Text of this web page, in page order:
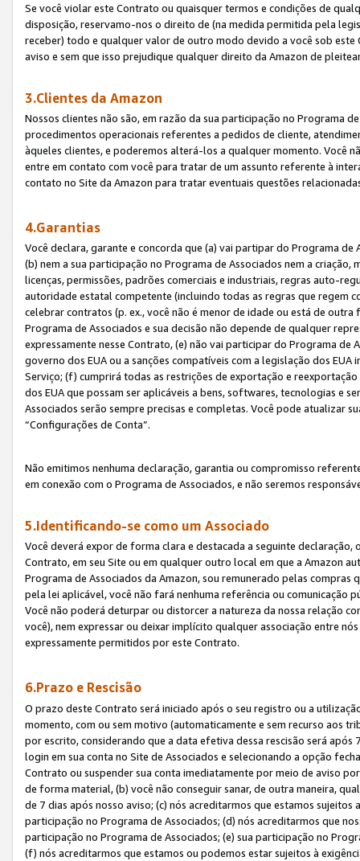
Se você violar este Contrato ou quaisquer termos e condições de
disposição, reservamo-nos o direito de (na medida permitida pela
receber) todo e qualquer valor de outro modo devido a você sob
aviso e sem que isso prejudique qualquer direito da Amazon de
3.Clientes da Amazon
Nossos clientes não são, em razão da sua participação no Programa
procedimentos operacionais referentes a pedidos de cliente,
àqueles clientes, e poderemos alterá-los a qualquer momento. Você
entre em contato com você para tratar de um assunto referente à
contato no Site da Amazon para tratar eventuais questões
4.Garantias
Você declara, garante e concorda que (a) vai partipar do Programa
(b) nem a sua participação no Programa de Associados nem a
licenças, permissões, padrões comerciais e industriais, regras auto-
autoridade estatal competente (incluindo todas as regras que regem
celebrar contratos (p. ex., você não é menor de idade ou está de
Programa de Associados e sua decisão não depende de qualquer
expressamente nesse Contrato, (e) não vai participar do Programa
governo dos EUA ou a sanções compatíveis com a legislação dos
Serviço; (f) cumprirá todas as restrições de exportação e
dos EUA que possam ser aplicáveis a bens, softwares, tecnologias e
Associados serão sempre precisas e completas. Você pode atualizar
“Configurações de Conta”.
Não emitimos nenhuma declaração, garantia ou compromisso
em conexão com o Programa de Associados, e não seremos
5.Identificando-se como um Associado
Você deverá expor de forma clara e destacada a seguinte
Contrato, em seu Site ou em qualquer outro local em que a Amazon
Programa de Associados da Amazon, sou remunerado pelas
pela lei aplicável, você não fará nenhuma referência ou comunicação
Você não poderá deturpar ou distorcer a natureza da nossa relação
você), nem expressar ou deixar implícito qualquer associação entre
expressamente permitidos por este Contrato.
6.Prazo e Rescisão
O prazo deste Contrato será iniciado após o seu registro ou a
momento, com ou sem motivo (automaticamente e sem recurso aos
por escrito, considerando que a data efetiva dessa rescisão será
login em sua conta no Site de Associados e selecionando a opção
Contrato ou suspender sua conta imediatamente por meio de aviso
de forma material, (b) você não conseguir sanar, de outra maneira,
de 7 dias após nosso aviso; (c) nós acreditarmos que estamos
participação no Programa de Associados; (d) nós acreditarmos que
participação no Programa de Associados; (e) sua participação no
(f) nós acreditarmos que estamos ou podemos estar sujeitos à